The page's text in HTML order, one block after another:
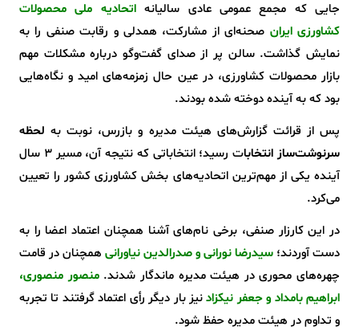
جایی که مجمع عمومی عادی سالیانهاتحادیه ملی محصولات
کشاورزی ایران صحنه‌ای از مشارکت، همدلی و رقابت صنفی را به
نمایش گذاشت. سالن پر از صدای گفت‌وگو درباره مشکلات مهم
بازار محصولات کشاورزی، در عین حال زمزمه‌های امید و نگاه‌هایی
بود که به آینده دوخته شده بودند.
پس از قرائت گزارش‌های هیئت مدیره و بازرس، نوبت بهلحظه
سرنوشت‌ساز انتخابا
ت رسید؛ انتخاباتی که نتیجه آن، مسیر 3 سال
آینده یکی از مهم‌ترین اتحادیه‌های بخش کشاورزی کشور را تعیین
می‌کرد.
در این کارزار صنفی، برخی نام‌های آشنا همچنان اعتماد اعضا را به
دست آوردند؛ سیدرضا نورانی و صدرالدین نیاورانی همچنان در قامت
چهره‌های محوری در هیئت مدیره ماندگار شدند.منصور منصوری،
ابراهیم بامداد و جعفر نیکزادنیز بار دیگر رأی اعتماد گرفتند تا تجربه
و تداوم در هیئت مدیره حفظ شود.